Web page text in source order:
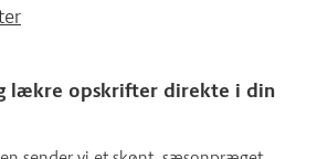
lækre opskrifter direkte i din